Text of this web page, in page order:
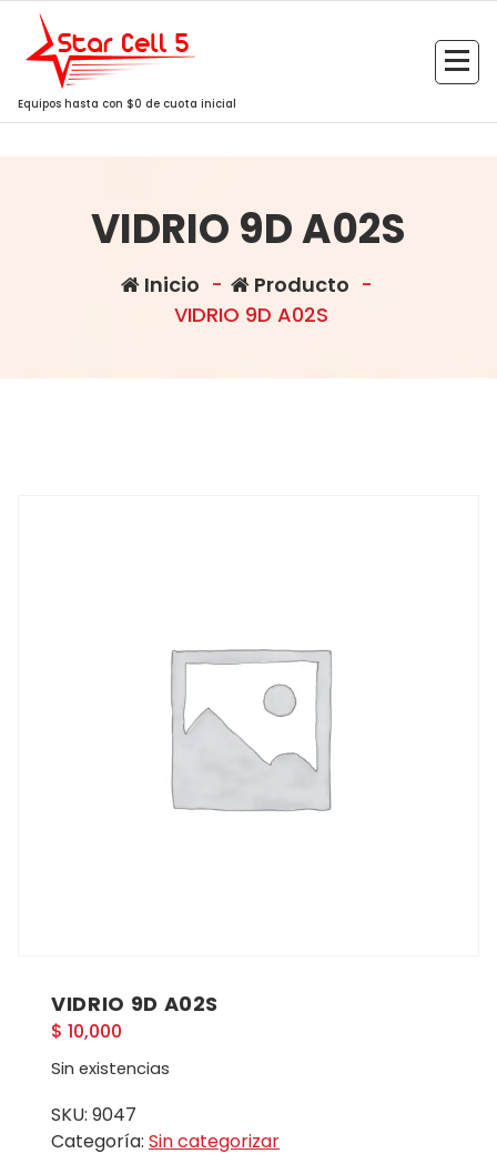
Saltar
contenido
Equipos hasta con $0 de cuota inicial
VIDRIO 9D A02S
Inicio - Producto -
VIDRIO 9D A02S
VIDRIO 9D A02S
$ 10,000
Sin existencias
SKU: 9047
Categoría: Sin categorizar